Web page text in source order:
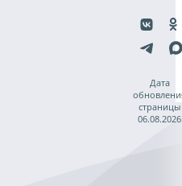
Дата
страницы
06.08.2026